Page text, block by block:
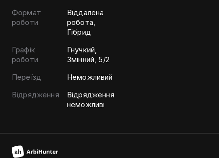
Формат
роботи
Віддалена
робота,
Гібрид
Графік
роботи
Гнучкий,
Змінний, 5/2
Переїзд
Неможливий
Відрядження
Відрядження
неможливі